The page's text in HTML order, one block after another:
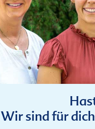
Wir sind für